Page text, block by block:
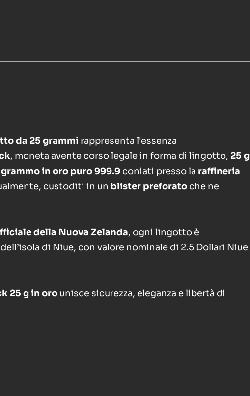
da 25 grammi rappresenta l'essenza
, moneta avente corso legale in forma di lingotto, 25 g
in oro puro 999.9 coniati presso la raffineria
custoditi in un blister preforato che ne
della Nuova Zelanda, ogni lingotto è
di Niue, con valore nominale di 2.5 Dollari Niue
25 gin oro unisce sicurezza, eleganza e libertà di